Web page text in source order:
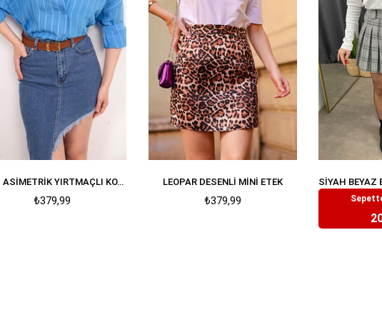
MAVI ASIMETRIK YIRTMAÇLI KOT ETEK
₺379,99
LEOPAR DESENLI MINI ETEK
₺379,99